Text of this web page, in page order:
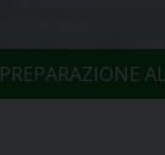
PREPARAZIONE